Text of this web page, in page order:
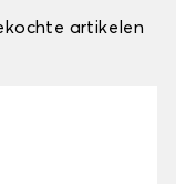
artikelen